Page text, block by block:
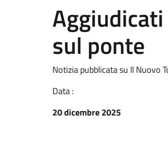
sul ponte
Notizia pubblicata su Il Nuovo
Data :
20 dicembre 2025